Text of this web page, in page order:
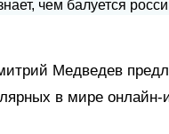
Медведев
в мире онлайн-